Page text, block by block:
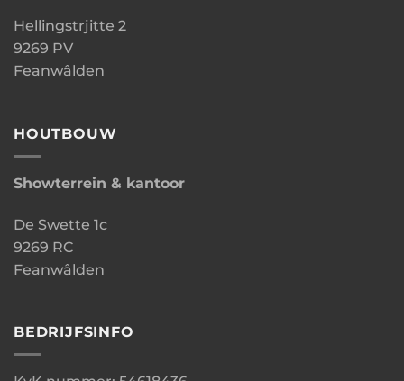
Hellingstrjitte 2
9269 PV
Feanwâlden
HOUTBOUW
Showterrein & kantoor
De Swette 1c
9269 RC
Feanwâlden
BEDRIJFSINFO